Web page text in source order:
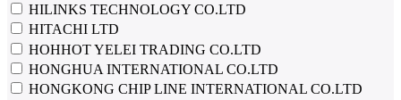
HILINKS TECHNOLOGY CO.LTD
HITACHI LTD
HOHHOT YELEI TRADING CO.LTD
HONGHUA INTERNATIONAL CO.LTD
HONGKONG CHIP LINE INTERNATIONAL CO.LTD